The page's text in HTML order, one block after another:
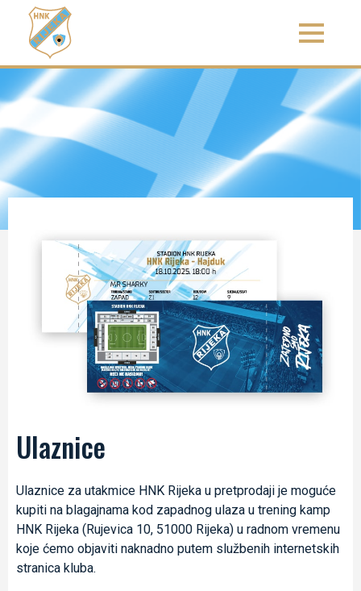
Ulaznice
Ulaznice za utakmice HNK Rijeka u pretprodaji je moguće
kupiti na blagajnama kod zapadnog ulaza u trening kamp
HNK Rijeka (Rujevica 10, 51000 Rijeka) u radnom vremenu
koje ćemo objaviti naknadno putem službenih internetskih
stranica kluba.